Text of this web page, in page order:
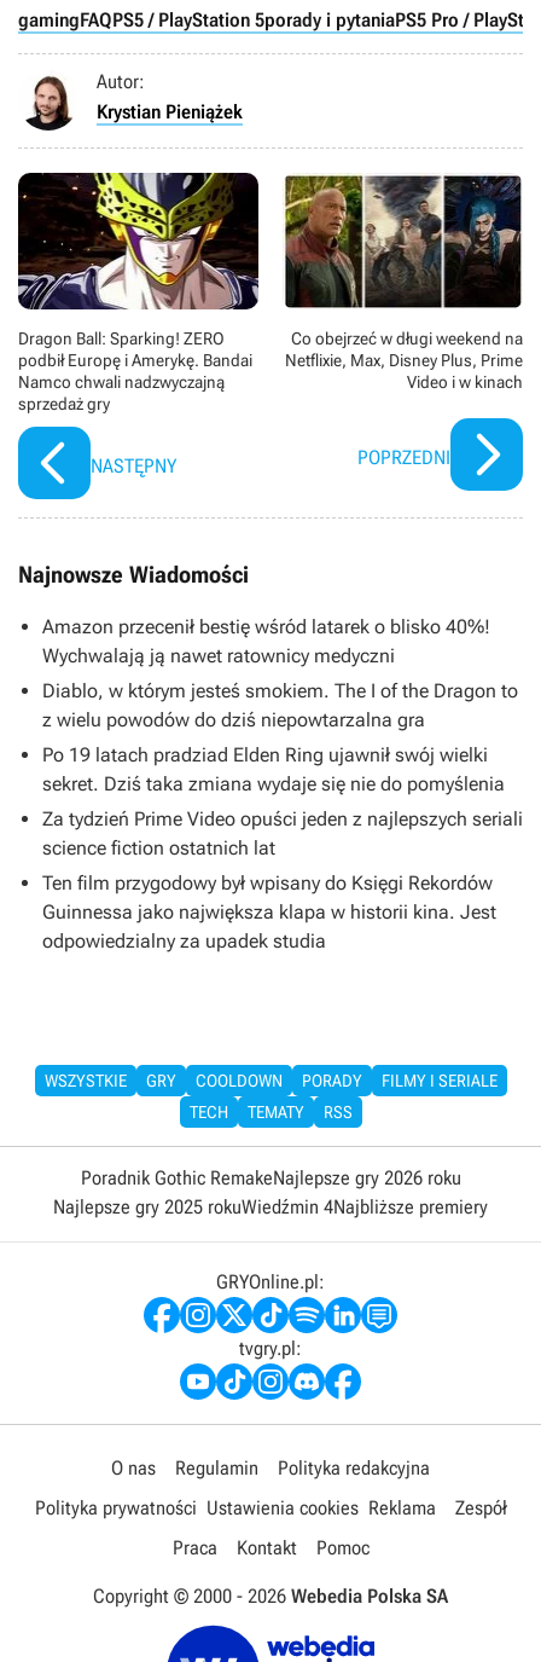
gamingFAQPS5 / PlayStation 5porady i pytaniaPS5 Pro /
Autor:
Krystian Pieniążek
Dragon Ball: Sparking! ZERO
podbił Europę i Amerykę. Bandai
Namco chwali nadzwyczajną
sprzedaż gry
NASTĘPNY
Co obejrzeć w długi weekend na
Netflixie, Max, Disney Plus, Prime
Video i w kinach
POPRZEDNI
Najnowsze Wiadomości
Amazon przecenił bestię wśród latarek o blisko 40%!
Wychwalają ją nawet ratownicy medyczni
Diablo, w którym jesteś smokiem. The I of the Dragon to
z wielu powodów do dziś niepowtarzalna gra
Po 19 latach pradziad Elden Ring ujawnił swój wielki
sekret. Dziś taka zmiana wydaje się nie do pomyślenia
Za tydzień Prime Video opuści jeden z najlepszych seriali
science fiction ostatnich lat
Ten film przygodowy był wpisany do Księgi Rekordów
Guinnessa jako największa klapa w historii kina. Jest
odpowiedzialny za upadek studia
WSZYSTKIE GRY COOLDOWN PORADY
FILMY I SERIALE
TECH
TEMATY RSS
Poradnik Gothic RemakeNajlepsze gry 2026 roku
Najlepsze gry 2025 rokuWiedźmin 4Najbliższe premiery
GRYOnline.pl:
tvgry.pl:
O nas Regulamin
Polityka redakcyjna
Polityka prywatności Ustawienia cookies Reklama
Zespół
Praca
Kontakt Pomoc
Copyright © 2000 - 2026 Webedia Polska SA